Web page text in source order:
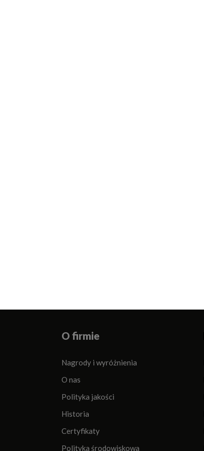
O firmie
Nagrody i wyróżnienia
O nas
Polityka jakości
Historia
Certyfikaty
Polityka środowiskowa